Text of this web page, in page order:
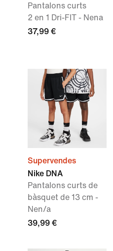
Pantalons curts
2 en 1 Dri-FIT - Nena
37,99 €
Supervendes
Nike DNA
Pantalons curts de
bàsquet de 13 cm -
Nen/a
39,99 €